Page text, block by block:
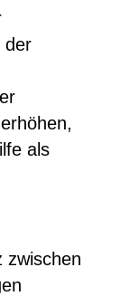
der
als
zwischen